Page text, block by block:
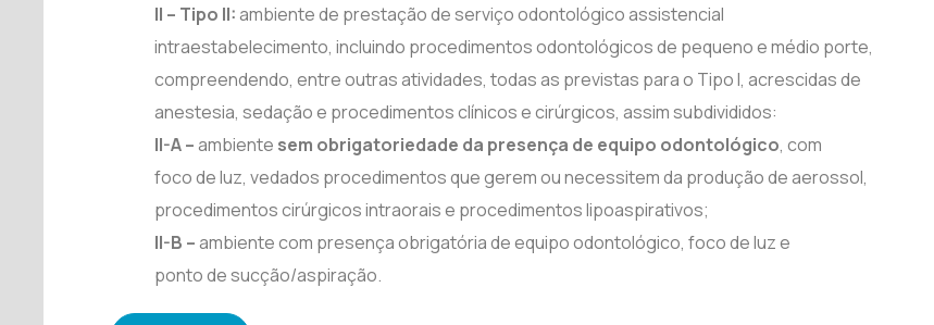
II – Tipo II:ambiente de prestação de serviço odontológico assistencial
intraestabelecimento, incluindo procedimentos odontológicos de pequeno e médio porte,
compreendendo, entre outras atividades, todas as previstas para o Tipo I, acrescidas de
anestesia, sedação e procedimentos clínicos e cirúrgicos, assim subdivididos:
II-A –ambiente sem obrigatoriedade da presença de equipo odontológico, com
foco de luz, vedados procedimentos que gerem ou necessitem da produção de aerossol,
procedimentos cirúrgicos intraorais e procedimentos lipoaspirativos;
II-B –ambiente com presença obrigatória de equipo odontológico, foco de luz e
ponto de sucção/aspiração.